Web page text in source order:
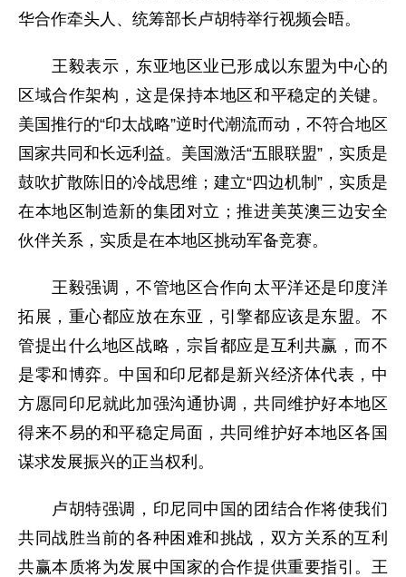
华合作牵头人、统筹部长卢胡特举行视频会晤。
王毅表示，东亚地区业已形成以东盟为中心的
区域合作架构，这是保持本地区和平稳定的关键。
美国推行的“印太战略”逆时代潮流而动，不符合地区
国家共同和长远利益。美国激活“五眼联盟”，实质是
鼓吹扩散陈旧的冷战思维；建立“四边机制”，实质是
在本地区制造新的集团对立；推进美英澳三边安全
伙伴关系，实质是在本地区挑动军备竞赛。
王毅强调，不管地区合作向太平洋还是印度洋
拓展，重心都应放在东亚，引擎都应该是东盟。不
管提出什么地区战略，宗旨都应是互利共赢，而不
是零和博弈。中国和印尼都是新兴经济体代表，中
方愿同印尼就此加强沟通协调，共同维护好本地区
得来不易的和平稳定局面，共同维护好本地区各国
谋求发展振兴的正当权利。
卢胡特强调，印尼同中国的团结合作将使我们
共同战胜当前的各种困难和挑战，双方关系的互利
共赢本质将为发展中国家的合作提供重要指引。王